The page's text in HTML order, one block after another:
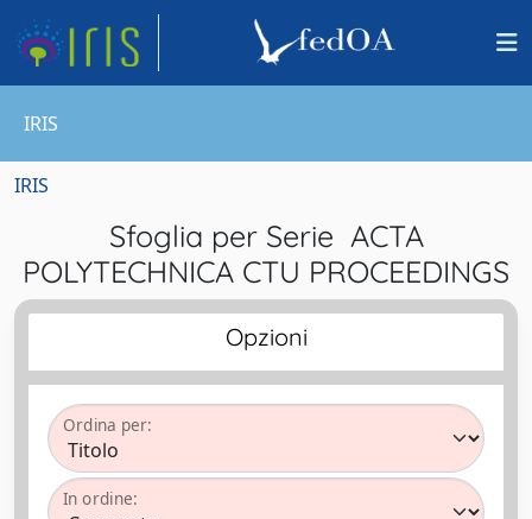
IRIS
IRIS
Sfoglia per Serie ACTA
POLYTECHNICA CTU PROCEEDINGS
Opzioni
Ordina per:
In ordine: